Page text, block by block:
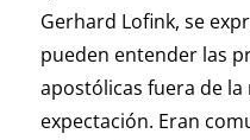
Gerhard Lofink, se
pueden entender las
apostólicas fuera de
expectación. Eran